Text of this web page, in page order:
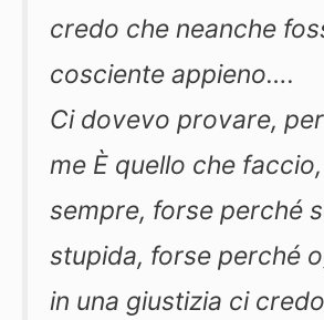
credo che neanche
cosciente appieno….
Ci dovevo provare,
me È quello che
sempre, forse perché
stupida, forse perché
in una giustizia ci